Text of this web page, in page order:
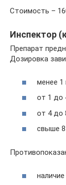
Стоимость –
Инспектор
Препарат
Дозировка
менее 1
от 1 до
от 4 до
свыше 8